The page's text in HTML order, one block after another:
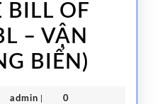
L,
Release,
BILL OF
– VẬN
BIỂN)
adminadmin0